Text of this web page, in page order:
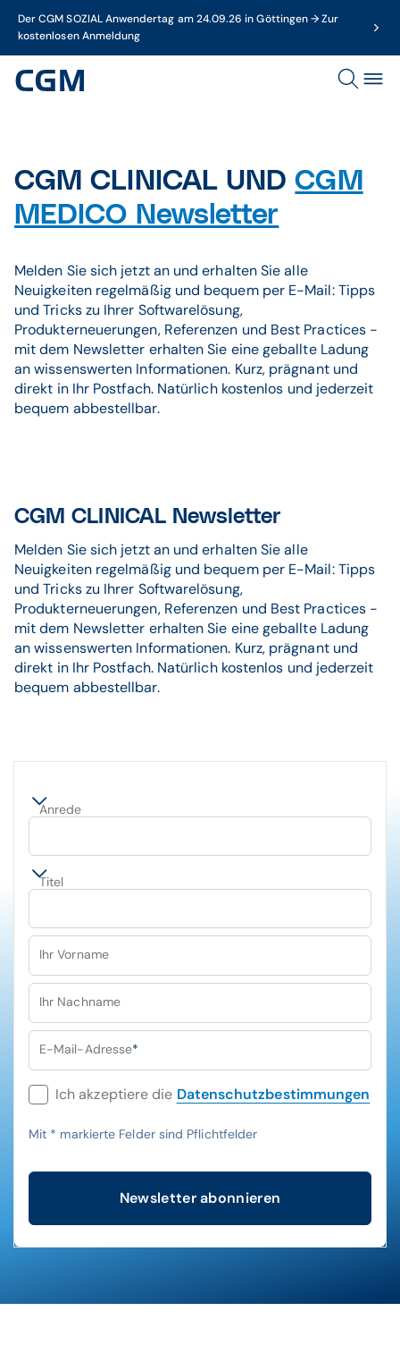
Der CGM SOZIAL Anwendertag am 24.09.26 in Göttingen → Zur
kostenlosen Anmeldung
CGM CLINICAL UNDCGM
MEDICO Newsletter
Melden Sie sich jetzt an und erhalten Sie alle
Neuigkeiten regelmäßig und bequem per E-Mail: Tipps
und Tricks zu Ihrer Softwarelösung,
Produkterneuerungen, Referenzen und Best Practices -
mit dem Newsletter erhalten Sie eine geballte Ladung
an wissenswerten Informationen. Kurz, prägnant und
direkt in Ihr Postfach. Natürlich kostenlos und jederzeit
bequem abbestellbar.
CGM CLINICAL Newsletter
Melden Sie sich jetzt an und erhalten Sie alle
Neuigkeiten regelmäßig und bequem per E-Mail: Tipps
und Tricks zu Ihrer Softwarelösung,
Produkterneuerungen, Referenzen und Best Practices -
mit dem Newsletter erhalten Sie eine geballte Ladung
an wissenswerten Informationen. Kurz, prägnant und
direkt in Ihr Postfach. Natürlich kostenlos und jederzeit
bequem abbestellbar.
Anrede
Titel
Ihr Vorname
Ihr Nachname
E-Mail-Adresse*
Ich akzeptiere die Datenschutzbestimmungen
Mit * markierte Felder sind Pflichtfelder
Newsletter abonnieren